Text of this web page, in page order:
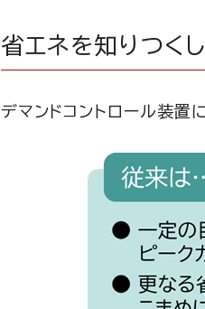
省エネを知りつく
デマンドコントロール装置